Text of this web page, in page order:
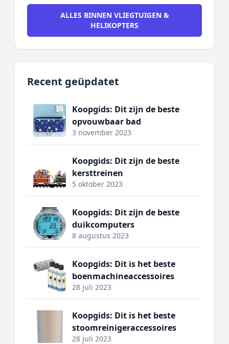
ALLES BINNEN VLIEGTUIGEN &
HELIKOPTERS
Recent geüpdatet
Koopgids: Dit zijn de beste
opvouwbaar bad
3 november 2023
Koopgids: Dit zijn de beste
kersttreinen
5 oktober 2023
Koopgids: Dit zijn de beste
duikcomputers
8 augustus 2023
Koopgids: Dit is het beste
boenmachineaccessoires
28 juli 2023
Koopgids: Dit is het beste
stoomreinigeraccessoires
28 juli 2023